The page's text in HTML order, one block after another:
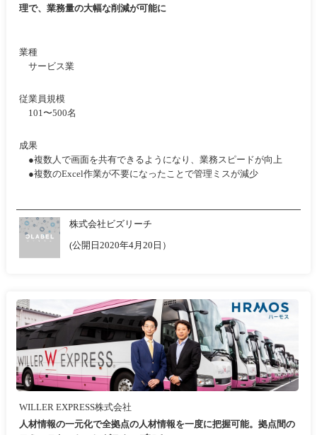
理で、業務量の大幅な削減が可能に
業種
サービス業
従業員規模
101〜500名
成果
●複数人で画面を共有できるようになり、業務スピードが向上
●複数のExcel作業が不要になったことで管理ミスが減少
株式会社ビズリーチ
(公開日2020年4月20日）
WILLER EXPRESS株式会社
人材情報の一元化で全拠点の人材情報を一度に把握可能。拠点間の